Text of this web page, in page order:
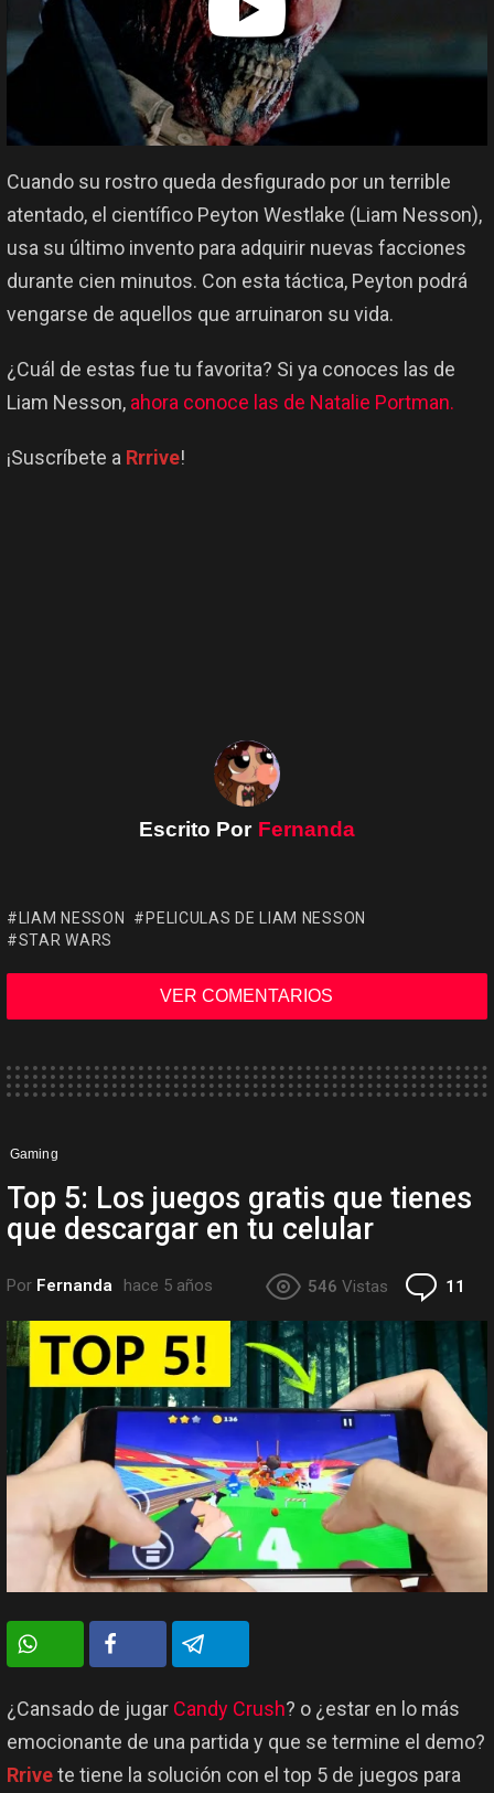
Cuando su rostro queda desfigurado por un terrible
atentado, el científico Peyton Westlake (Liam Nesson),
usa su último invento para adquirir nuevas facciones
durante cien minutos. Con esta táctica, Peyton podrá
vengarse de aquellos que arruinaron su vida.
¿Cuál de estas fue tu favorita? Si ya conoces las de
Liam Nesson, ahora conoce las de Natalie Portman.
¡Suscríbete a Rrrive!
Escrito Por Fernanda
LIAM NESSON
PELICULAS DE LIAM NESSON
STAR WARS
VER COMENTARIOS
Gaming
Top 5: Los juegos gratis que tienes
que descargar en tu celular
Por Fernanda hace 5 años 546 Vistas 11
¿Cansado de jugar Candy Crush? o ¿estar en lo más
emocionante de una partida y que se termine el demo?
Rrivete tiene la solución con el top 5 de juegos para